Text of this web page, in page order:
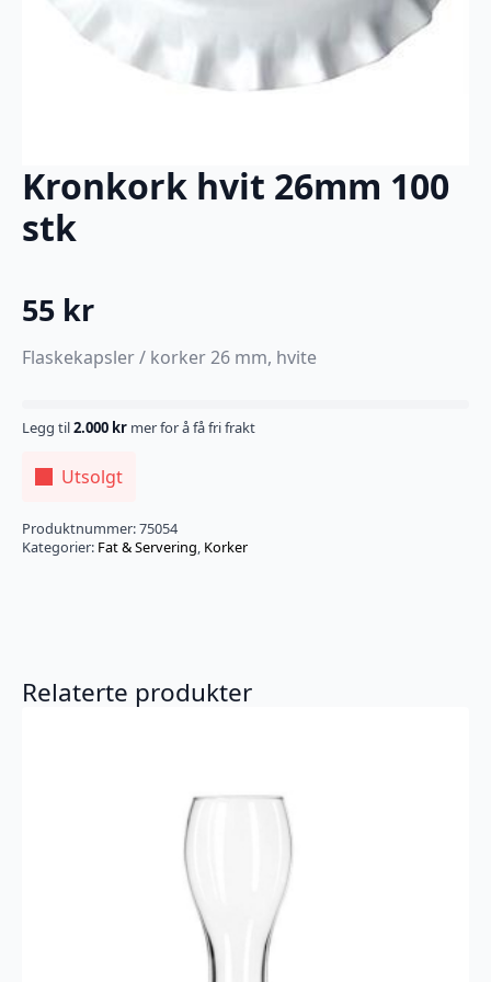
Kronkork hvit 26mm 100
stk
55 kr
Flaskekapsler / korker 26 mm, hvite
Legg til2.000 kr mer for å få fri frakt
Utsolgt
Produktnummer:75054
Kategorier: Fat & Servering, Korker
Relaterte produkter